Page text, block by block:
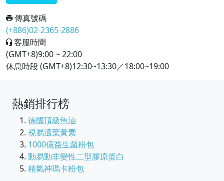
傳真號碼
(+886)02-2365-2886
客服時間
(GMT+8)9:00 ~ 22:00
休息時段 (GMT+8)12:30~13:30／18:00~19:00
熱銷排行榜
德國頂級魚油
視易適葉黃素
1000億益生菌粉包
動易動非變性二型膠原蛋白
精氣神瑪卡粉包